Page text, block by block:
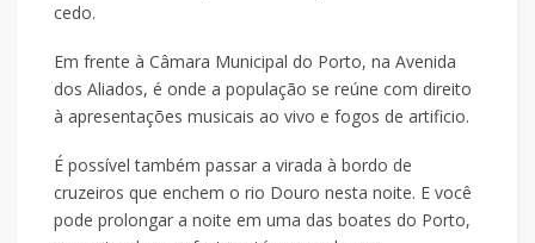
cedo.
Em frente à Câmara Municipal do Porto, na Avenida
dos Aliados, é onde a população se reúne com direito
à apresentações musicais ao vivo e fogos de artificio.
É possível também passar a virada à bordo de
cruzeiros que enchem o rio Douro nesta noite. E você
pode prolongar a noite em uma das boates do Porto,